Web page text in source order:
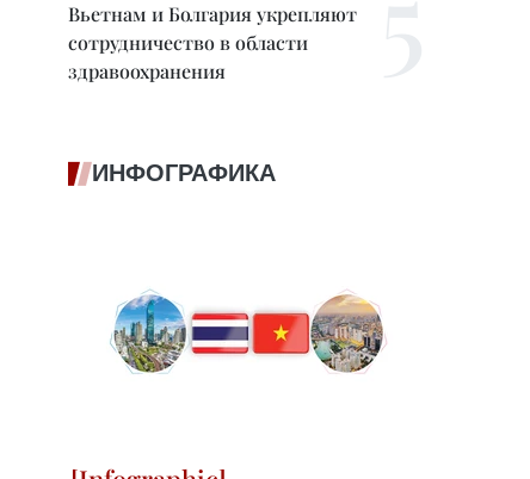
Вьетнам и Болгария укрепляют
сотрудничество в области
здравоохранения
ИНФОГРАФИКА